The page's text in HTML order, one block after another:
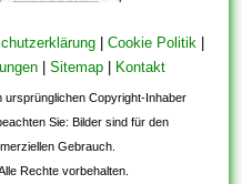
| Cookie Politik |
| Sitemap| Kontakt
ursprünglichen Copyright-Inhaber
Sie: Bilder sind für den
Gebrauch.
Rechte vorbehalten.